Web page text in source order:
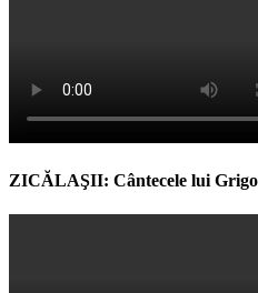
ZICĂLAŞII: Cântecele lui